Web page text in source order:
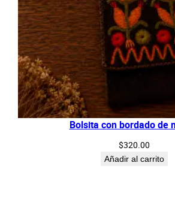
Bolsita con bordado de
$320.00
Añadir al carrito